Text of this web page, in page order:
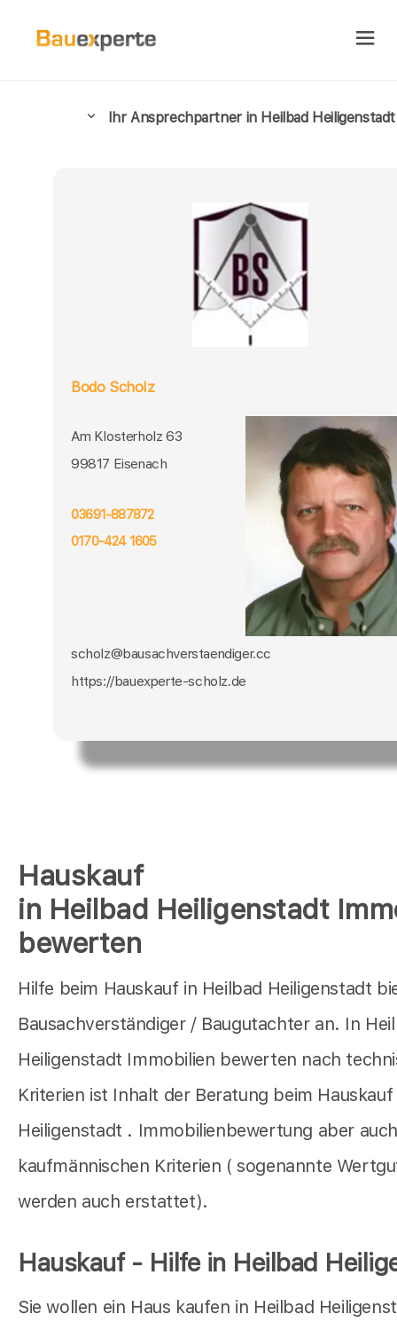
Hauskauf
in Heilbad Heiligenstadt
bewerten
Hilfe beim Hauskauf in Heilbad Heiligenstadt
Bausachverständiger / Baugutachter an. In
Heiligenstadt Immobilien bewerten nach
Kriterien ist Inhalt der Beratung beim
Heiligenstadt . Immobilienbewertung aber
kaufmännischen Kriterien ( sogenannte
werden auch erstattet).
Hauskauf - Hilfe in Heilbad
Sie wollen ein Haus kaufen in Heilbad
Ihr Ansprechpartner in Heilbad Heiligenstadt
Bodo Scholz
Am Klosterholz 63
99817 Eisenach
03691-887872
0170-424 1605
scholz@bausachverstaendiger.cc
https://bauexperte-scholz.de